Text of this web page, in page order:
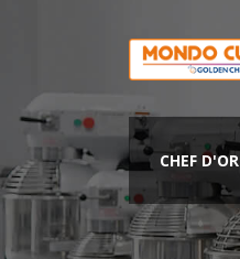
CHEF D'OR